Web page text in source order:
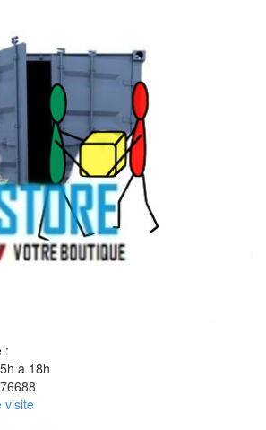
:
à 18h
visite